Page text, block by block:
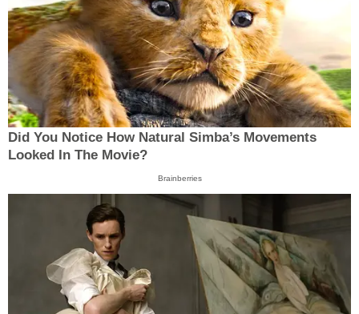
Did You Notice How Natural Simba’s Movements
Looked In The Movie?
Brainberries